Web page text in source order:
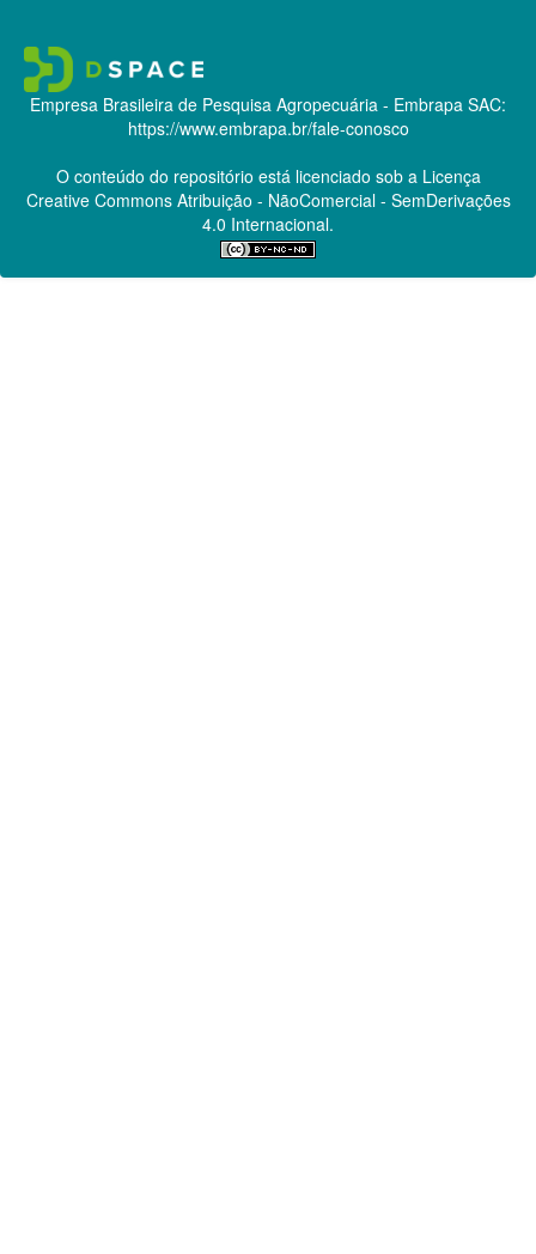
Empresa Brasileira de Pesquisa Agropecuária - Embrapa SAC:
https://www.embrapa.br/fale-conosco
O conteúdo do repositório está licenciado sob a Licença
Creative CommonsAtribuição - NãoComercial - SemDerivações
4.0 Internacional.